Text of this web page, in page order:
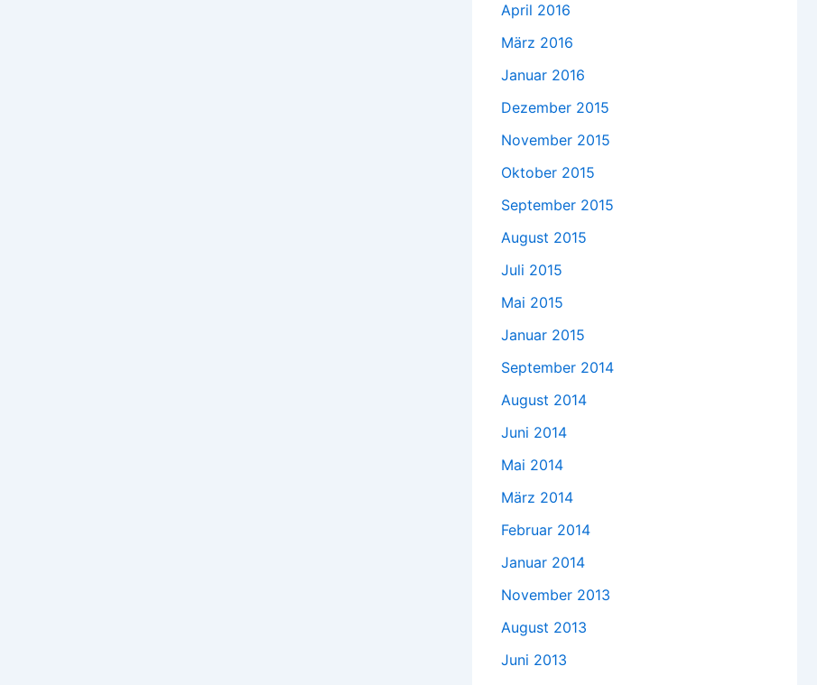
April 2016
März 2016
Januar 2016
Dezember 2015
November 2015
Oktober 2015
September 2015
August 2015
Juli 2015
Mai 2015
Januar 2015
September 2014
August 2014
Juni 2014
Mai 2014
März 2014
Februar 2014
Januar 2014
November 2013
August 2013
Juni 2013